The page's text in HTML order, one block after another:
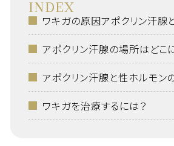
INDEX
ワキガの原因アポクリン汗腺
アポクリン汗腺の場所はどこ
アポクリン汗腺と性ホルモン
ワキガを治療するには？